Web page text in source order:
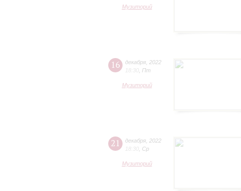
Музиторий
16 декабря 2022
18:30 Пт
Музиторий
21 декабря 2022
18:30 Ср
Музиторий